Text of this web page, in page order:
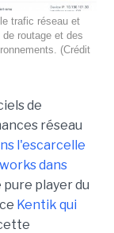
trafic réseau et
routage et des
(Crédit
de
réseau
l'escarcelle
dans
player du
Kentik qui